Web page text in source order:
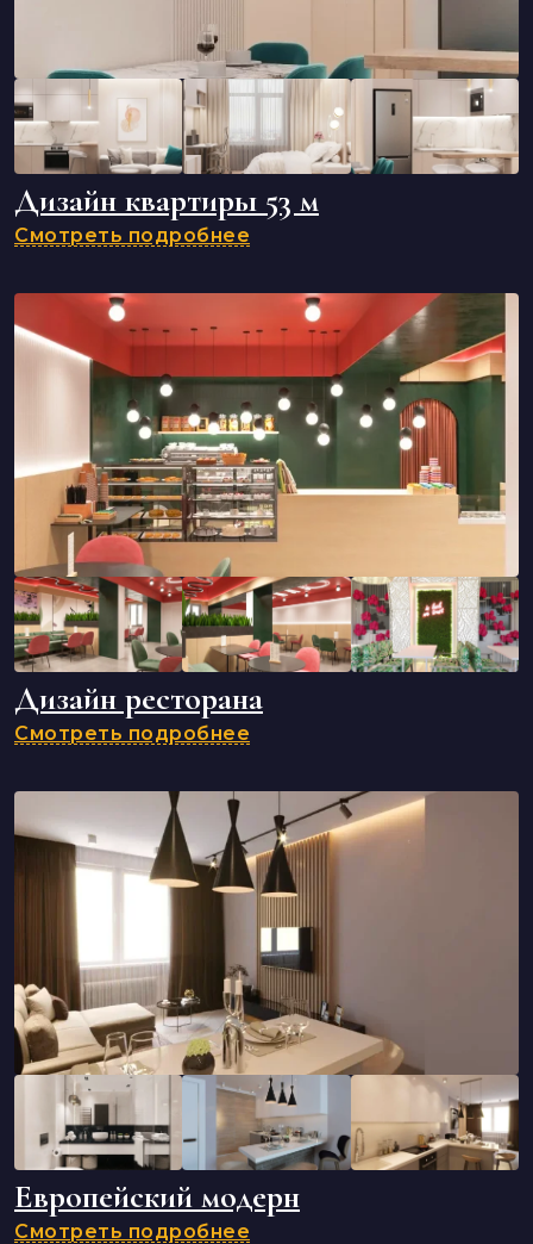
Дизайн квартиры 53 м
Смотреть подробнее
Дизайн ресторана
Смотреть подробнее
Европейский модерн
Смотреть подробнее